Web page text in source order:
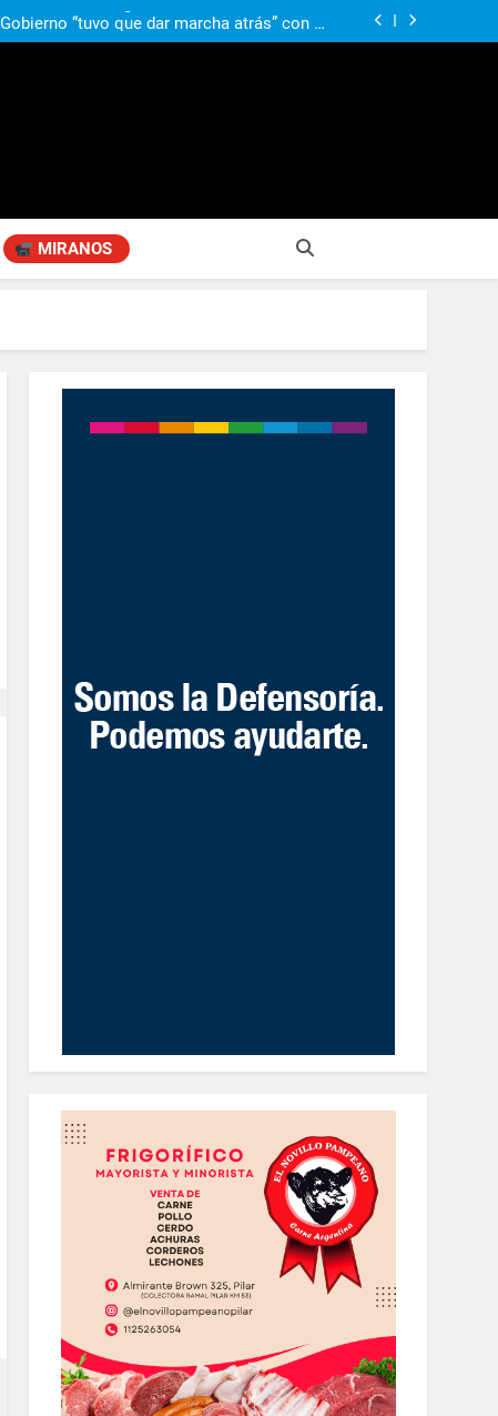
que puede volver a generar déficit”
“tuvo que dar marcha atrás” con la
de clima político entre los gobernadores
visita de León XIV a la Argentina: “Hubiera
que puede volver a generar déficit”
“tuvo que dar marcha atrás” con la
de clima político entre los gobernadores
visita de León XIV a la Argentina: “Hubiera
MIRANOS